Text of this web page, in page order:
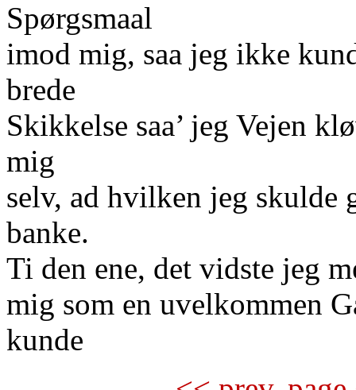
Spørgsmaal
imod mig, saa jeg ikke
brede
Skikkelse saa’ jeg Vejen
mig
selv, ad hvilken jeg skulde
banke.
Ti den ene, det vidste jeg
mig som en uvelkommen
kunde